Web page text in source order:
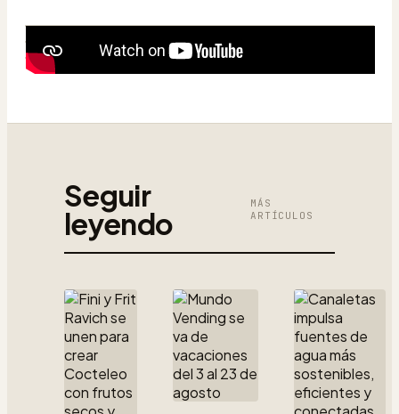
Seguir
leyendo
MÁS
ARTÍCULOS